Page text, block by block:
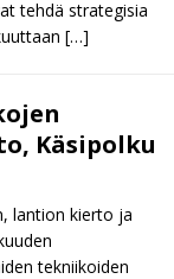
tehdä strategisia
[…]
Käsipolku
lantion kierto ja
tekniikoiden